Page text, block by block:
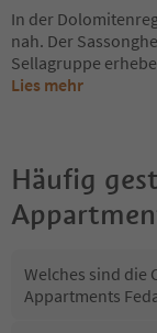
In der
nah. Der
Sellagruppe
Lies mehr
Häufig
Welches sind die
Appartments